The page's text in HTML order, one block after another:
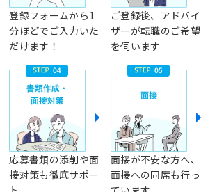
登録フォームから1
分ほどでご入力いた
だけます！
ご登録後、アドバイ
ザーが転職のご希望
を伺います
応募書類の添削や面
接対策も徹底サポー
面接が不安な方へ、
面接への同席も行っ